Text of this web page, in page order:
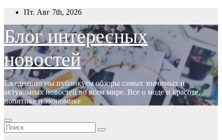
Перейти
содержимому
Пт. Авг 7th, 2026
Блог интересных
новостей
Ежедневно мы публикуем обзоры самых значимых и
актуальных новостей во всем мире. Все о моде и красоте,
политике и экономике